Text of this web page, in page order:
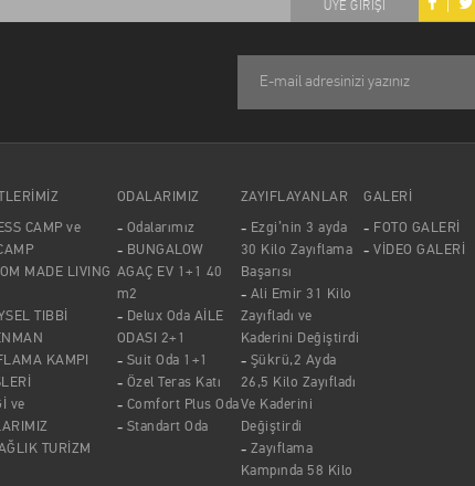
ÜYE GİRİŞİ
CAMP ve
MADE LIVING
TIBBİ
KAMPI
ve
TURİZM
ODALARIMIZ
Odalarımız
BUNGALOW
AGAÇ EV 1+1 40
m2
Delux Oda AİLE
ODASI 2+1
Suit Oda 1+1
Özel Teras Katı
Comfort Plus Oda
Standart Oda
ZAYIFLAYANLAR
Ezgi’nin 3 ayda
30 Kilo Zayıflama
Başarısı
Ali Emir 31 Kilo
Zayıfladı ve
Kaderini Değiştirdi
Şükrü,2 Ayda
26,5 Kilo Zayıfladı
Ve Kaderini
Değiştirdi
Zayıflama
Kampında 58 Kilo
GALERİ
FOTO GALERİ
VİDEO GALERİ